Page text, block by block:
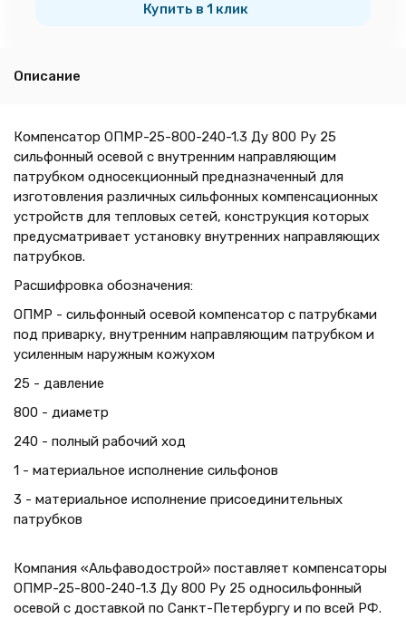
Купить в 1 клик
Описание
Компенсатор ОПМР-25-800-240-1.3 Ду 800 Ру 25
сильфонный осевой с внутренним направляющим
патрубком односекционный предназначенный для
изготовления различных сильфонных компенсационных
устройств для тепловых сетей, конструкция которых
предусматривает установку внутренних направляющих
патрубков.
Расшифровка обозначения:
ОПМР - сильфонный осевой компенсатор с патрубками
под приварку, внутренним направляющим патрубком и
усиленным наружным кожухом
25 - давление
800 - диаметр
240 - полный рабочий ход
1 - материальное исполнение сильфонов
3 - материальное исполнение присоединительных
патрубков
Компания «Альфаводострой» поставляет компенсаторы
ОПМР-25-800-240-1.3 Ду 800 Ру 25 односильфонный
осевой с доставкой по Санкт-Петербургу и по всей РФ.